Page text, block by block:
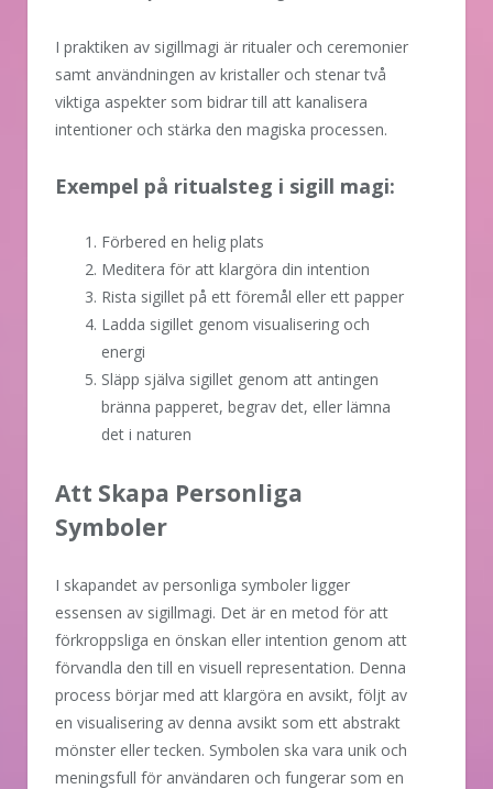
I praktiken av sigillmagi är ritualer och ceremonier
samt användningen av kristaller och stenar två
viktiga aspekter som bidrar till att kanalisera
intentioner och stärka den magiska processen.
Exempel på ritualsteg i sigill magi:
Förbered en helig plats
Meditera för att klargöra din intention
Rista sigillet på ett föremål eller ett papper
Ladda sigillet genom visualisering och
energi
Släpp själva sigillet genom att antingen
bränna papperet, begrav det, eller lämna
det i naturen
Att Skapa Personliga
Symboler
I skapandet av personliga symboler ligger
essensen av sigillmagi. Det är en metod för att
förkroppsliga en önskan eller intention genom att
förvandla den till en visuell representation. Denna
process börjar med att klargöra en avsikt, följt av
en visualisering av denna avsikt som ett abstrakt
mönster eller tecken. Symbolen ska vara unik och
meningsfull för användaren och fungerar som en